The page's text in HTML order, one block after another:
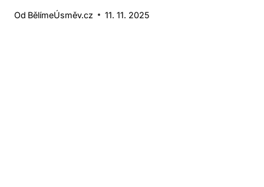
Od BělímeÚsměv.cz 11. 11. 2025